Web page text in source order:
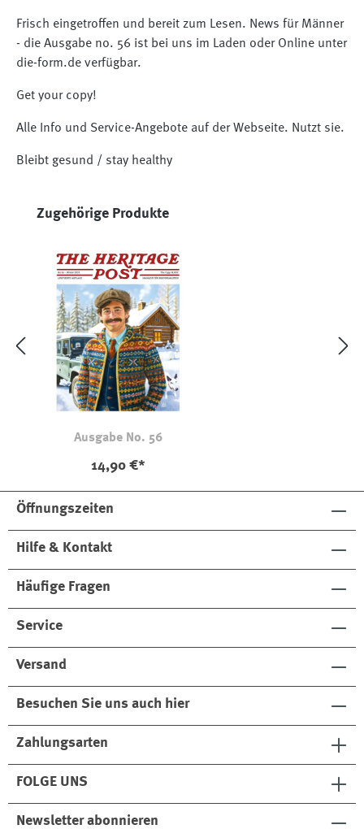
Frisch eingetroffen und bereit zum Lesen. News für Männer
- die Ausgabe no. 56 ist bei uns im Laden oder Online unter
die-form.de verfügbar.
Get your copy!
Alle Info und Service-Angebote auf der Webseite. Nutzt sie.
Bleibt gesund / stay healthy
Produktgalerie überspringen
Zugehörige Produkte
Ausgabe No. 56
14,90 €*
Öffnungszeiten
Hilfe & Kontakt
Häufige Fragen
Service
Versand
Besuchen Sie uns auch hier
Zahlungsarten
FOLGE UNS
Newsletter abonnieren